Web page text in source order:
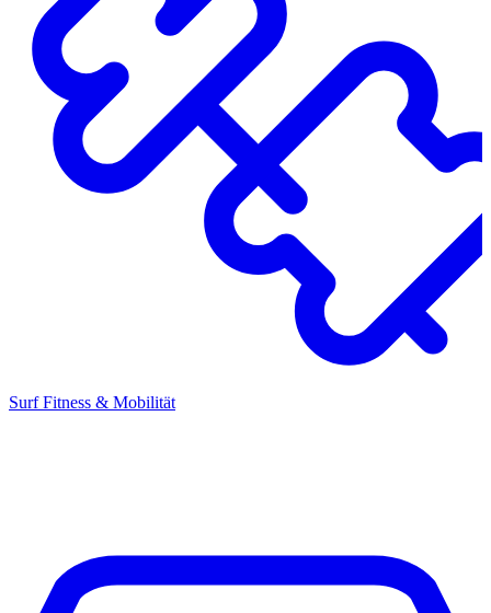
Surf Fitness & Mobilität